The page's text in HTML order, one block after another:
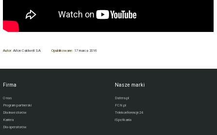
Autor:Aiton Caldwell SA Opublikowane: 17 marca 2016
Firma
O nas
Program partnerski
Dla inwestorów
Kariera
Dla operatorów
Nasze marki
Datera.pl
FCN.pl
Telekonferencje24
iSpotkania